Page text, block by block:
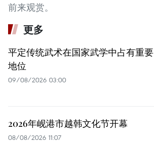
前来观赏。
更多
平定传统武术在国家武学中占有重要
地位
09/08/2026 03:00
2026年岘港市越韩文化节开幕
08/08/2026 11:07